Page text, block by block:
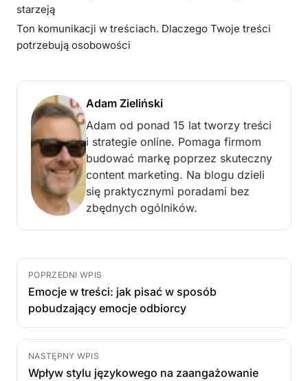
starzeją
Ton komunikacji w treściach. Dlaczego Twoje treści
potrzebują osobowości
Adam Zieliński
Adam od ponad 15 lat tworzy treści
i strategie online. Pomaga firmom
budować markę poprzez skuteczny
content marketing. Na blogu dzieli
się praktycznymi poradami bez
zbędnych ogólników.
POPRZEDNI WPIS
Emocje w treści: jak pisać w sposób
pobudzający emocje odbiorcy
NASTĘPNY WPIS
Wpływ stylu językowego na zaangażowanie